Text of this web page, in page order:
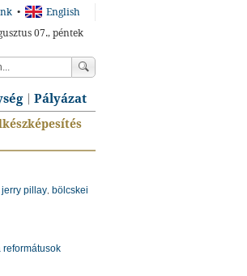
•
English
07., péntek
Pályázat
jerry pillay, bölcskei
reformátusok